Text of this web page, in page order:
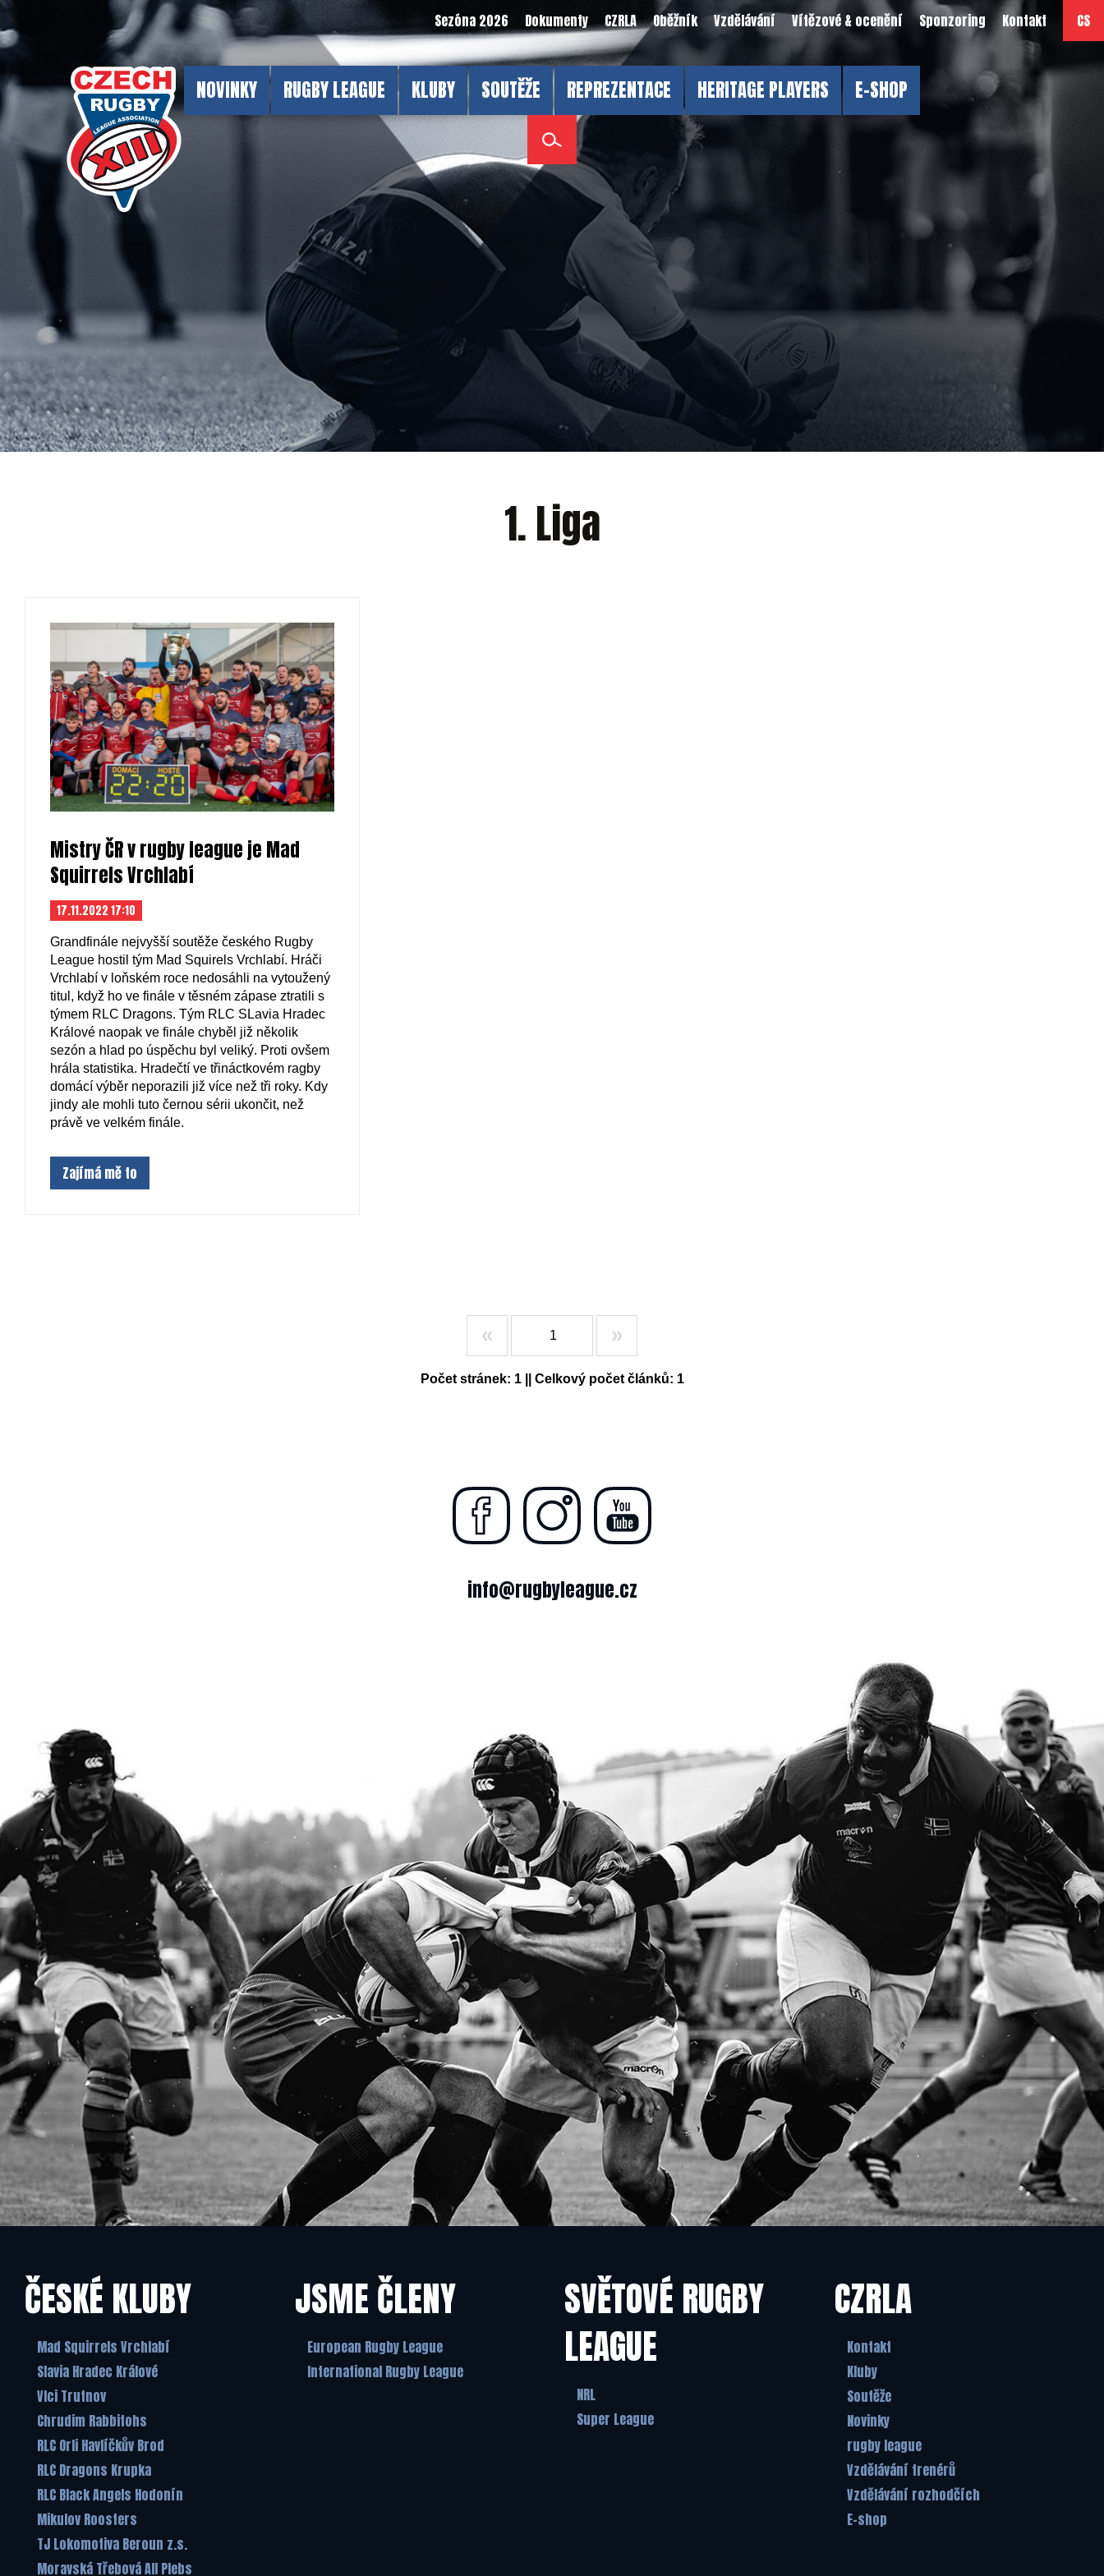
CS
Sezóna 2026 Dokumenty CZRLA Oběžník Vzdělávání Vítězové & ocenění Sponzoring Kontakt
NOVINKY RUGBY LEAGUE KLUBY SOUTĚŽE REPREZENTACE HERITAGE PLAYERS E-SHOP
1. Liga
Mistry ČR v rugby league je Mad
Squirrels Vrchlabí
17.11.2022 17:10
Grandfinále nejvyšší soutěže českého Rugby
League hostil tým Mad Squirels Vrchlabí. Hráči
Vrchlabí v loňském roce nedosáhli na vytoužený
titul, když ho ve finále v těsném zápase ztratili s
týmem RLC Dragons. Tým RLC SLavia Hradec
Králové naopak ve finále chyběl již několik
sezón a hlad po úspěchu byl veliký. Proti ovšem
hrála statistika. Hradečtí ve třináctkovém ragby
domácí výběr neporazili již více než tři roky. Kdy
jindy ale mohli tuto černou sérii ukončit, než
právě ve velkém finále.
Zajímá mě to
« »
Počet stránek: 1 || Celkový počet článků: 1
info@rugbyleague.cz
ČESKÉ KLUBY
Mad Squirrels Vrchlabí
Slavia Hradec Králové
Vlci Trutnov
Chrudim Rabbitohs
RLC Orli Havlíčkův Brod
RLC Dragons Krupka
RLC Black Angels Hodonín
Mikulov Roosters
TJ Lokomotiva Beroun z.s.
Moravská Třebová All Plebs
JSME ČLENY
European Rugby League
International Rugby League
SVĚTOVÉ RUGBY
LEAGUE
NRL
Super League
CZRLA
Kontakt
Kluby
Soutěže
Novinky
rugby league
Vzdělávání trenérů
Vzdělávání rozhodčích
E-shop